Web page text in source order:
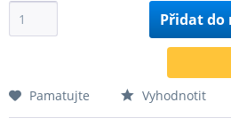
Přidat do
Pamatujte Vyhodnotit